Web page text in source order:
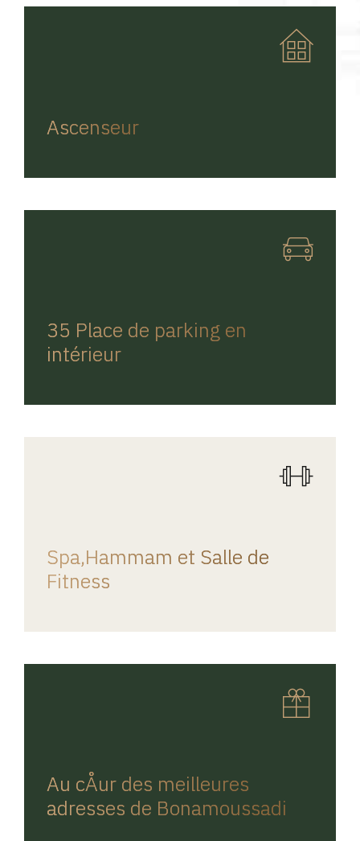
Ascenseur
35 Place de parking en
intérieur
Spa,Hammam et Salle de
Fitness
Au cÅur des meilleures
adresses de Bonamoussadi